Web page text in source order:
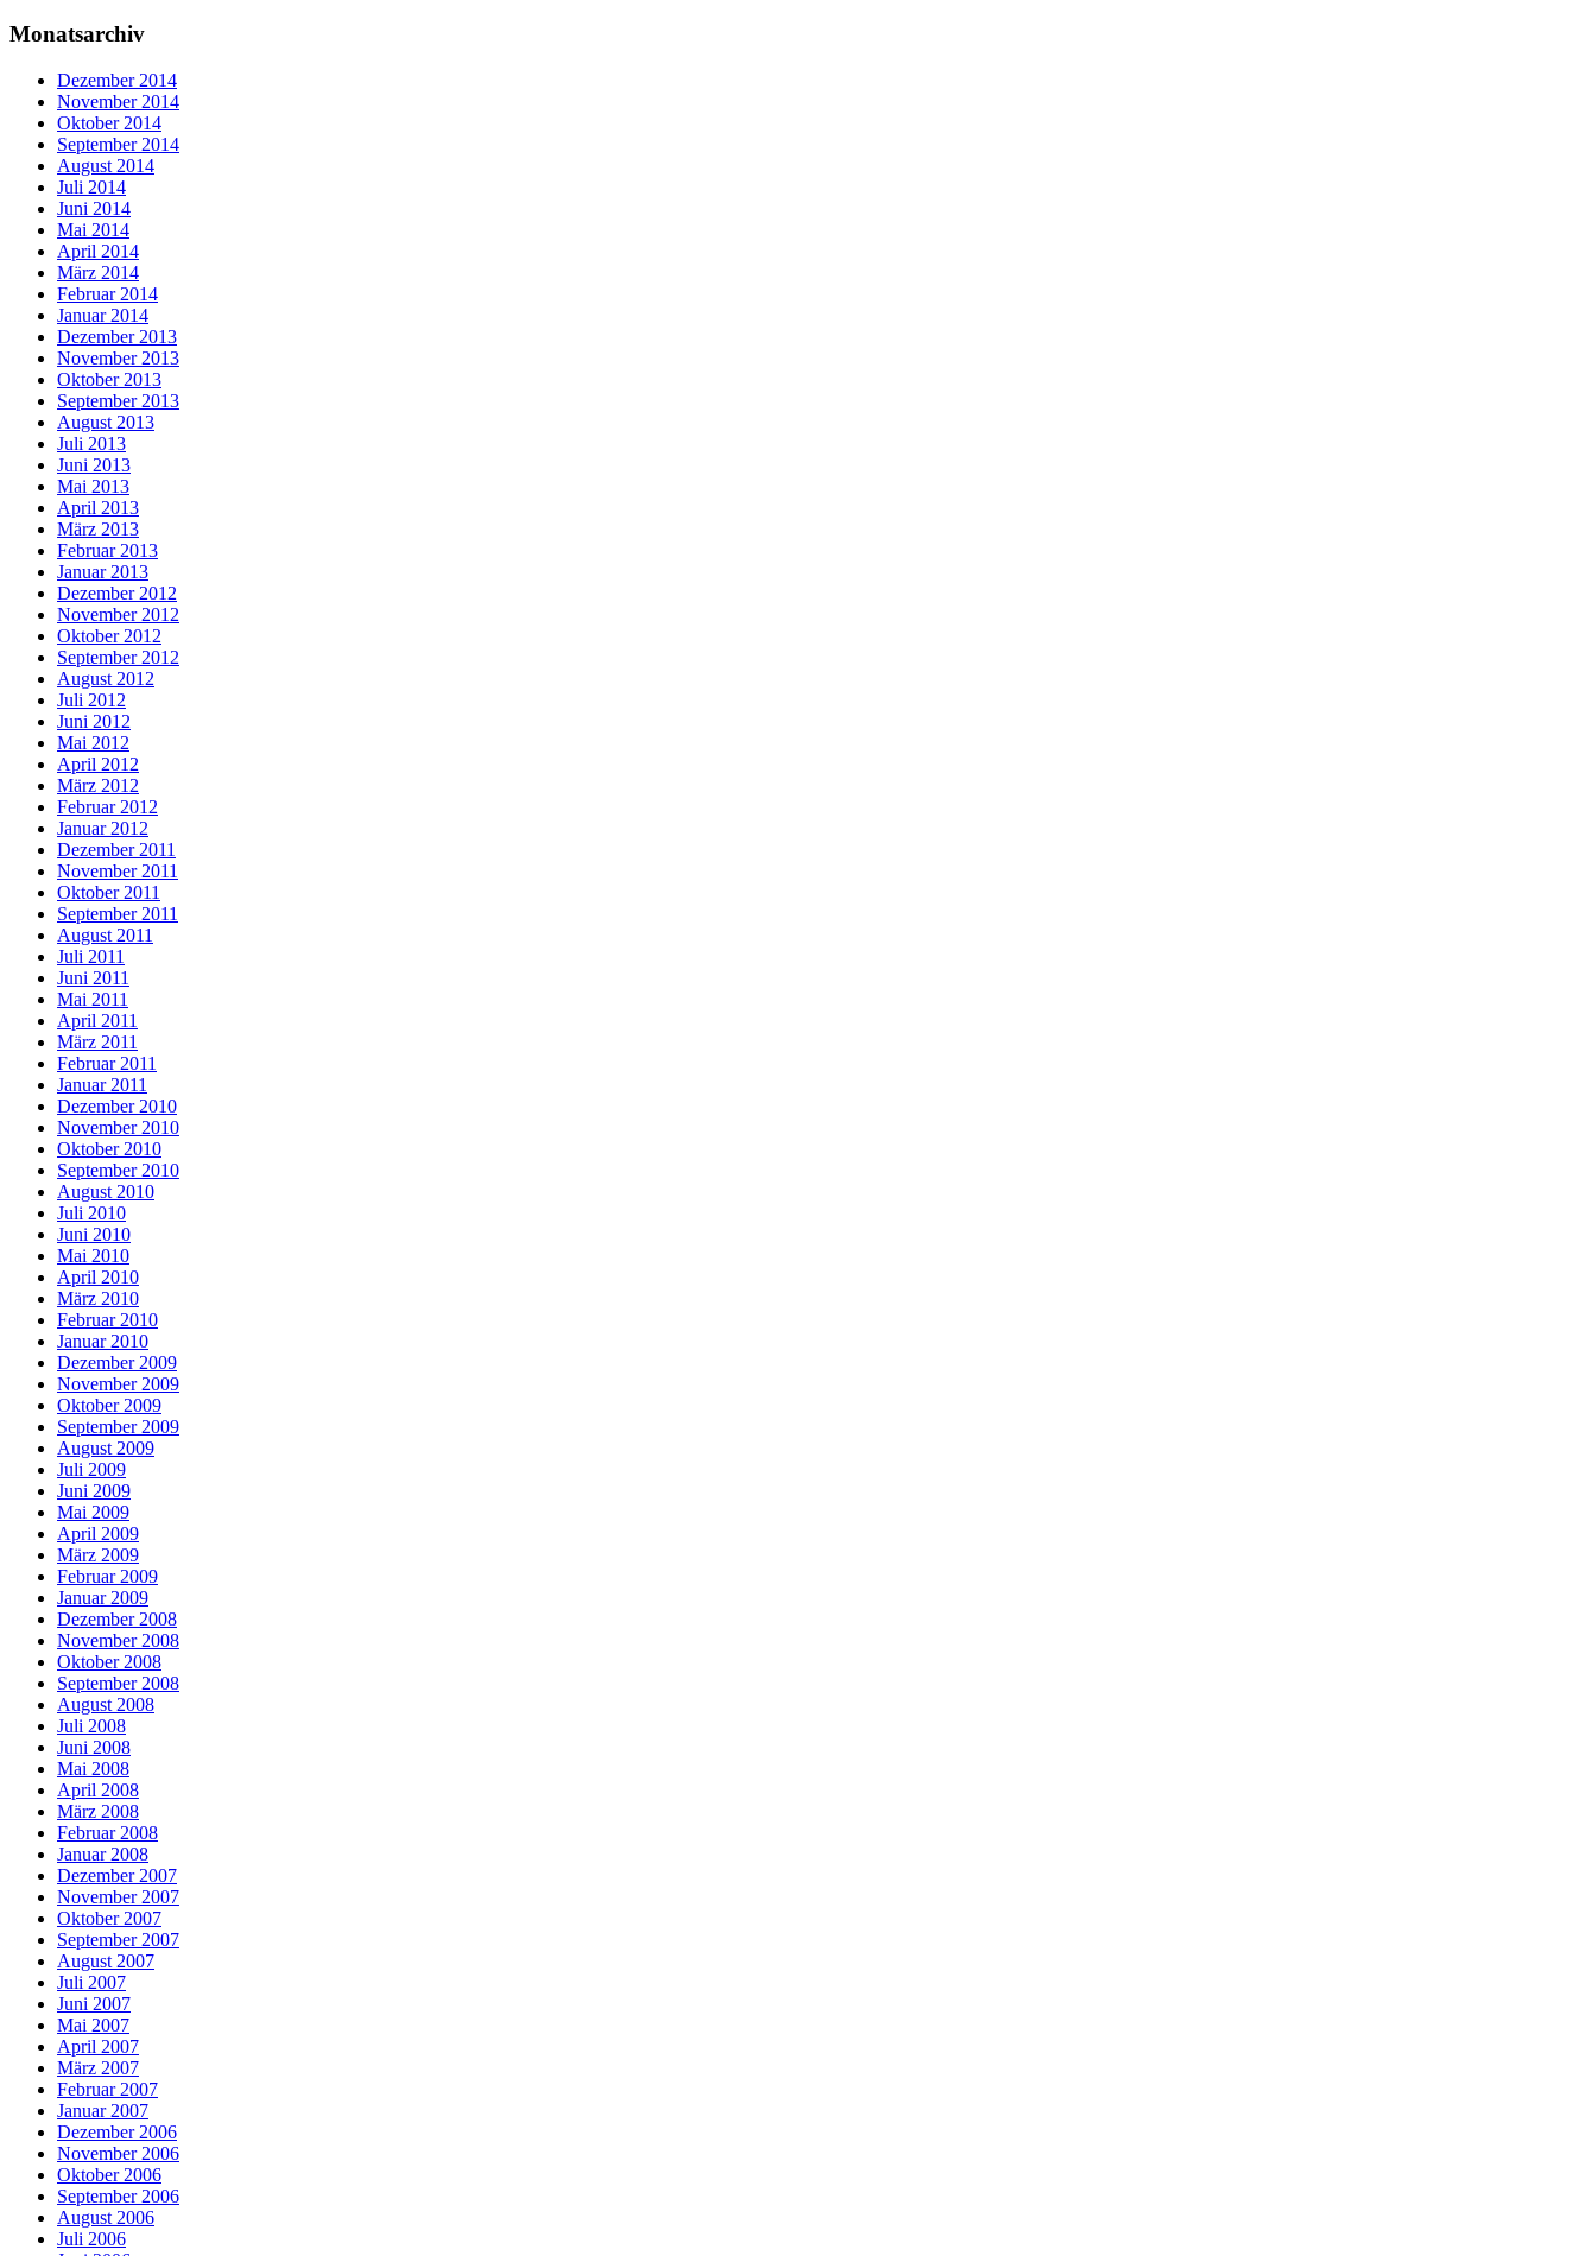
Monatsarchiv
Dezember 2014
November 2014
Oktober 2014
September 2014
August 2014
Juli 2014
Juni 2014
Mai 2014
April 2014
März 2014
Februar 2014
Januar 2014
Dezember 2013
November 2013
Oktober 2013
September 2013
August 2013
Juli 2013
Juni 2013
Mai 2013
April 2013
März 2013
Februar 2013
Januar 2013
Dezember 2012
November 2012
Oktober 2012
September 2012
August 2012
Juli 2012
Juni 2012
Mai 2012
April 2012
März 2012
Februar 2012
Januar 2012
Dezember 2011
November 2011
Oktober 2011
September 2011
August 2011
Juli 2011
Juni 2011
Mai 2011
April 2011
März 2011
Februar 2011
Januar 2011
Dezember 2010
November 2010
Oktober 2010
September 2010
August 2010
Juli 2010
Juni 2010
Mai 2010
April 2010
März 2010
Februar 2010
Januar 2010
Dezember 2009
November 2009
Oktober 2009
September 2009
August 2009
Juli 2009
Juni 2009
Mai 2009
April 2009
März 2009
Februar 2009
Januar 2009
Dezember 2008
November 2008
Oktober 2008
September 2008
August 2008
Juli 2008
Juni 2008
Mai 2008
April 2008
März 2008
Februar 2008
Januar 2008
Dezember 2007
November 2007
Oktober 2007
September 2007
August 2007
Juli 2007
Juni 2007
Mai 2007
April 2007
März 2007
Februar 2007
Januar 2007
Dezember 2006
November 2006
Oktober 2006
September 2006
August 2006
Juli 2006